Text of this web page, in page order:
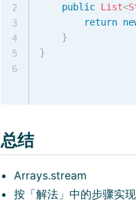
public List<
return
}
}
2
3
4
5
6
总结
Arrays.stream
按「解法」中的步骤实